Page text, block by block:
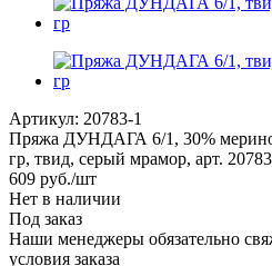
Артикул: 20783-1
Пряжа ДУНДАГА 6/1, 30%
гр, твид, серый мрамор, арт.
609 руб./шт
Нет в наличии
Под заказ
Наши менеджеры обязательно
условия заказа